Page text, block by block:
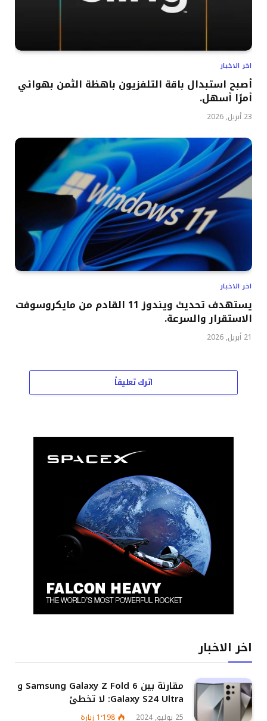
اخر الاخبار
أصبح استبدال باقة التلفزيون باهظة الثمن بهوائي
أمرًا أسهل.
23 أبريل, 2026
اخر الاخبار
يستهدف تحديث ويندوز 11 القادم من مايكروسوفت
الاستقرار والسرعة.
21 أبريل, 2026
اترك تعليقاً
اخر الاخبار
مقارنة بين Samsung Galaxy Z Fold 6 و
Galaxy S24 Ultra: لا تخطئ
25 يوليو, 2024 1٬198 زيارة